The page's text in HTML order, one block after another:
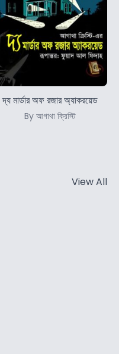
দ্য মার্ডার অফ রজার অ্যাকরয়েড
By আগাথা ক্রিস্টি
View All